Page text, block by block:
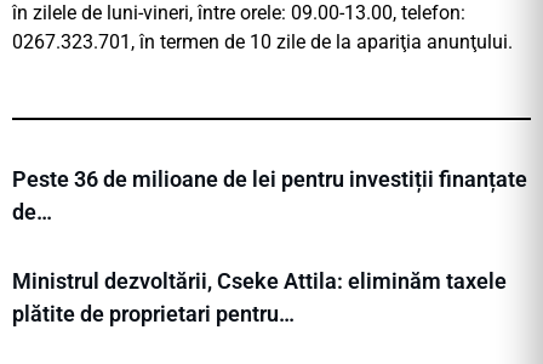
în zilele de luni-vineri, între orele: 09.00-13.00, telefon:
0267.323.701, în termen de 10 zile de la apariţia anunţului.
Peste 36 de milioane de lei pentru investiții finanțate
de…
Ministrul dezvoltării, Cseke Attila: eliminăm taxele
plătite de proprietari pentru…